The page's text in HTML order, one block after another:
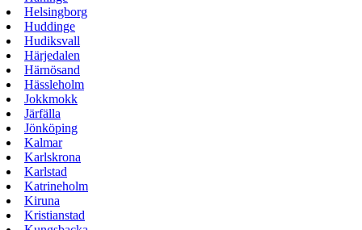
Helsingborg
Huddinge
Hudiksvall
Härjedalen
Härnösand
Hässleholm
Jokkmokk
Järfälla
Jönköping
Kalmar
Karlskrona
Karlstad
Katrineholm
Kiruna
Kristianstad